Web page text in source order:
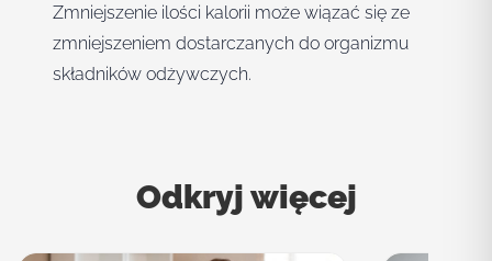
Zmniejszenie ilości kalorii może wiązać się ze
zmniejszeniem dostarczanych do organizmu
składników odżywczych.
Odkryj więcej